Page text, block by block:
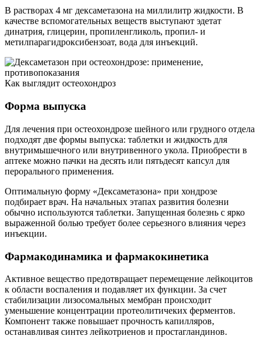
В растворах 4 мг дексаметазона на миллилитр жидкости. В
качестве вспомогательных веществ выступают эдетат
динатрия, глицерин, пропиленгликоль, пропил- и
метилпарагидроксибензоат, вода для инъекций.
Как выглядит остеохондроз
Форма выпуска
Для лечения при остеохондрозе шейного или грудного отдела
подходят две формы выпуска: таблетки и жидкость для
внутримышечного или внутривенного укола. Приобрести в
аптеке можно пачки на десять или пятьдесят капсул для
перорального применения.
Оптимальную форму «Дексаметазона» при хондрозе
подбирает врач. На начальных этапах развития болезни
обычно используются таблетки. Запущенная болезнь с ярко
выраженной болью требует более серьезного влияния через
инъекции.
Фармакодинамика и фармакокинетика
Активное вещество предотвращает перемещение лейкоцитов
к области воспаления и подавляет их функции. За счет
стабилизации лизосомальных мембран происходит
уменьшение концентрации протеолитичеких ферментов.
Компонент также повышает прочность капилляров,
останавливая синтез лейкотриенов и простагландинов.